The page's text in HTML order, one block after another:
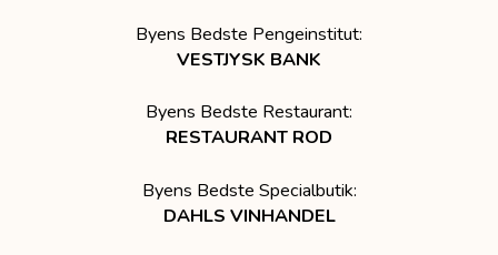
Byens Bedste Pengeinstitut:
VESTJYSK BANK
Byens Bedste Restaurant:
RESTAURANT ROD
Byens Bedste Specialbutik:
DAHLS VINHANDEL